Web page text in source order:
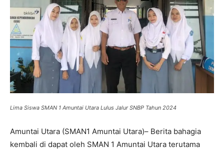
Lima Siswa SMAN 1 Amuntai Utara Lulus Jalur SNBP Tahun 2024
Amuntai Utara (SMAN1 Amuntai Utara)– Berita bahagia
kembali di dapat oleh SMAN 1 Amuntai Utara terutama